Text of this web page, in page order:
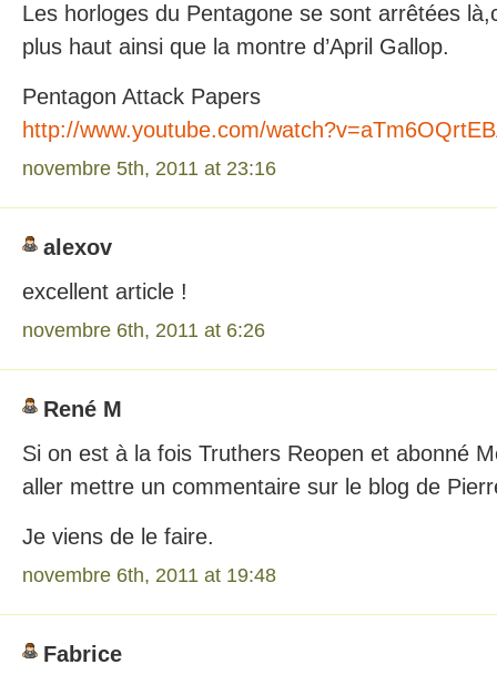
Les horloges du Pentagone se sont arrêtées
plus haut ainsi que la montre d’April Gallop.
Pentagon Attack Papers
http://www.youtube.com/
novembre 5th, 2011 at 23:16
alexov
excellent article !
novembre 6th, 2011 at 6:26
René M
Si on est à la fois Truthers Reopen et abonné
aller mettre un commentaire sur le blog de
Je viens de le faire.
novembre 6th, 2011 at 19:48
Fabrice